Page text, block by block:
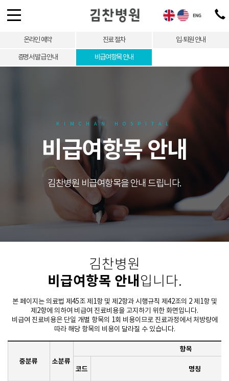
온라인 예약 진료 절차 입·퇴원 안내
증명서 발급 안내 비급여항목 안내
KIMCHAN HOSPITAL
비급여항목 안내
김찬병원 비급여항목을 안내 드립니다.
김찬병원
비급여항목 안내 입니다.
본 페이지는 의료법 제45조 제1항 및 제2항과 시행규칙 제42조의 2 제1항 및
제2항에 의하여 비급여 진료비용을 고지하기 위한 화면입니다.
비급여 진료비용은 단일 개별 항목의 1회 비용이므로 진료과정에서 처방량에
따라 해당 항목의 비용이 달라질 수 있습니다.
중분류 소분류
항목
코드 명칭